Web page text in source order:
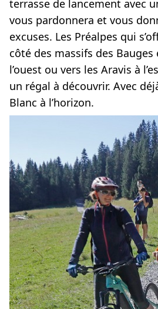
terrasse de lancement avec
vous pardonnera et vous
excuses. Les Préalpes qui
côté des massifs des Bauges
l’ouest ou vers les Aravis à
un régal à découvrir. Avec
Blanc à l’horizon.